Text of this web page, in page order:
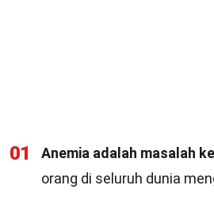
01 Anemia adalah masalah
orang di seluruh dunia